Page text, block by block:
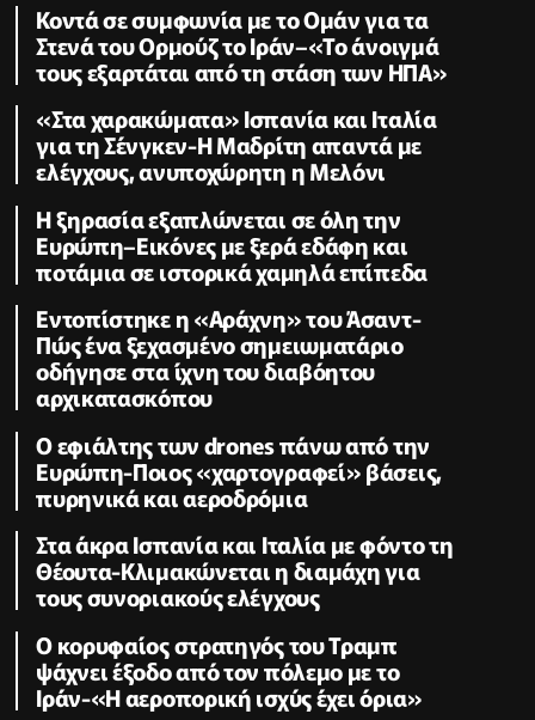
Κοντά σε συμφωνία με το Ομάν για τα
Στενά του Ορμούζ το Ιράν–«Το άνοιγμά
τους εξαρτάται από τη στάση των ΗΠΑ»
«Στα χαρακώματα» Ισπανία και Ιταλία
για τη Σένγκεν-Η Μαδρίτη απαντά με
ελέγχους, ανυποχώρητη η Μελόνι
Η ξηρασία εξαπλώνεται σε όλη την
Ευρώπη–Εικόνες με ξερά εδάφη και
ποτάμια σε ιστορικά χαμηλά επίπεδα
Εντοπίστηκε η «Αράχνη» του Άσαντ-
Πώς ένα ξεχασμένο σημειωματάριο
οδήγησε στα ίχνη του διαβόητου
αρχικατασκόπου
Ο εφιάλτης των drones πάνω από την
Ευρώπη-Ποιος «χαρτογραφεί» βάσεις,
πυρηνικά και αεροδρόμια
Στα άκρα Ισπανία και Ιταλία με φόντο τη
Θέουτα-Κλιμακώνεται η διαμάχη για
τους συνοριακούς ελέγχους
Ο κορυφαίος στρατηγός του Τραμπ
ψάχνει έξοδο από τον πόλεμο με το
Ιράν-«Η αεροπορική ισχύς έχει όρια»